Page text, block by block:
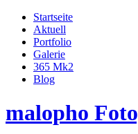
Startseite
Aktuell
Portfolio
Galerie
365 Mk2
Blog
malopho